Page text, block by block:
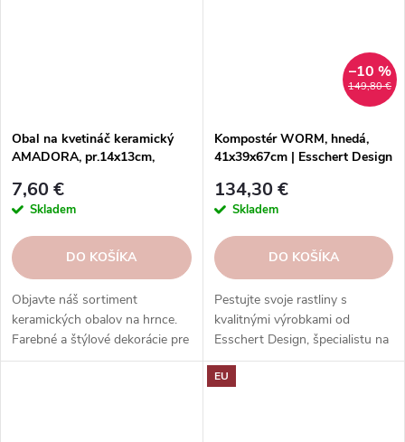
Obal na kvetináč keramický
AMADORA, pr.14x13cm,
7,60 €
Skladem
DO KOŠÍKA
Objavte náš sortiment
keramických obalov na hrnce.
Farebné a štýlové dekorácie pre
vaše rastliny. Objednajte si ešte
149,80 €
–10 %
Kompostér WORM, hnedá,
41x39x67cm | Esschert Design
134,30 €
Skladem
DO KOŠÍKA
Pestujte svoje rastliny s
kvalitnými výrobkami od
Esschert Design, špecialistu na
záhradníctvo.
EU